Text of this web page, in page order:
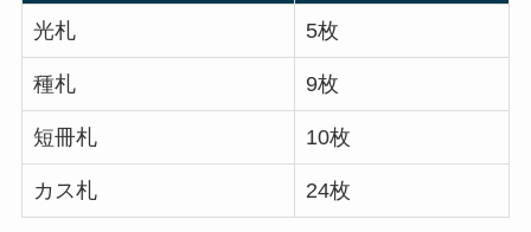
光札 5枚
種札 9枚
短冊札 10枚
カス札 24枚